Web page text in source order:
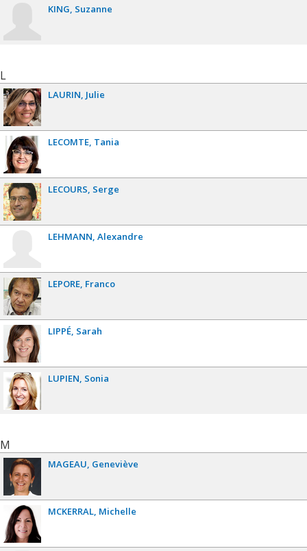
KING Suzanne
L
LAURIN Julie
LECOMTE Tania
LECOURS Serge
LEHMANN Alexandre
LEPORE Franco
LIPPÉ Sarah
LUPIEN Sonia
M
MAGEAU Geneviève
MCKERRAL Michelle